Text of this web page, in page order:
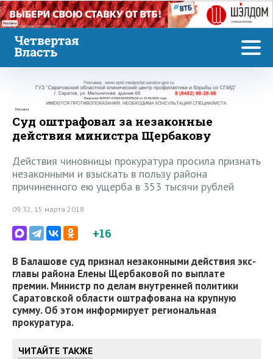
Реклама
Реклама
Суд оштрафовал за незаконные
действия министра Щербакову
Действия чиновницы прокуратура просила признать
незаконными и взыскать в пользу района
причиненного ею ущерба в 353 тысячи рублей
09:32, 15 марта 2018
+16
В Балашове суд признал незаконными действия экс-
главы района Елены Щербаковой по выплате
премии. Министр по делам внутренней политики
Саратовской области оштрафована на крупную
сумму. Об этом информирует региональная
прокуратура.
ЧИТАЙТЕ ТАКЖЕ